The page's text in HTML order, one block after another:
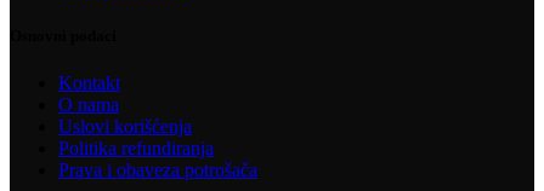
Kontakt
O nama
Uslovi korišćenja
Politika refundiranja
Prava i obaveza potrošača